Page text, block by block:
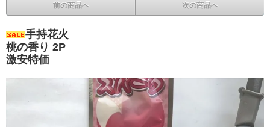
前の商品へ 次の商品へ
手持花火
桃の香り 2P
激安特価